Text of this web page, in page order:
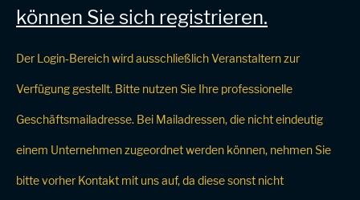
können Sie sich registrieren.
Der Login‑Bereich wird ausschließlich Veranstaltern zur
Verfügung gestellt. Bitte nutzen Sie Ihre professionelle
Geschäftsmailadresse. Bei Mailadressen, die nicht eindeutig
einem Unternehmen zugeordnet werden können, nehmen Sie
bitte vorher Kontakt mit uns auf, da diese sonst nicht